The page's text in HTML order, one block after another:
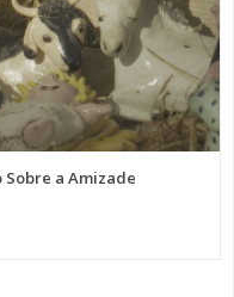
Sobre a Amizade